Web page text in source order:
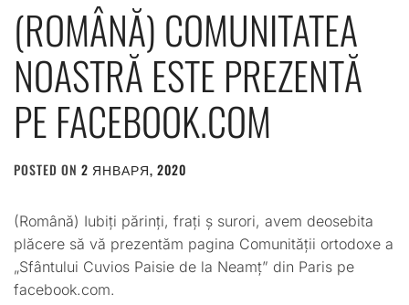
(ROMÂNĂ) COMUNITATEA
NOASTRĂ ESTE PREZENTĂ
PE FACEBOOK.COM
POSTED ON 2 ЯНВАРЯ, 2020
(Română) Iubiți părinți, frați ș surori, avem deosebita
plăcere să vă prezentăm pagina Comunității ortodoxe a
„Sfântului Cuvios Paisie de la Neamț” din Paris pe
facebook.com.